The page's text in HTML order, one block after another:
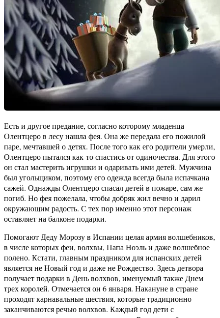
Есть и другое предание, согласно которому младенца
Олентцеро в лесу нашла фея. Она же передала его пожилой
паре, мечтавшей о детях. После того как его родители умерли,
Олентцеро пытался как-то спастись от одиночества. Для этого
он стал мастерить игрушки и одаривать ими детей. Мужчина
был угольщиком, поэтому его одежда всегда была испачкана
сажей. Однажды Олентцеро спасал детей в пожаре, сам же
погиб. Но фея пожелала, чтобы добряк жил вечно и дарил
окружающим радость. С тех пор именно этот персонаж
оставляет на балконе подарки.
Помогают Деду Морозу в Испании целая армия волшебников,
в числе которых феи, волхвы, Папа Ноэль и даже волшебное
полено. Кстати, главным праздником для испанских детей
является не Новый год и даже не Рождество. Здесь детвора
получает подарки в День волхвов, именуемый также Днем
трех королей. Отмечается он 6 января. Накануне в стране
проходят карнавальные шествия, которые традиционно
заканчиваются речью волхвов. Каждый год дети с